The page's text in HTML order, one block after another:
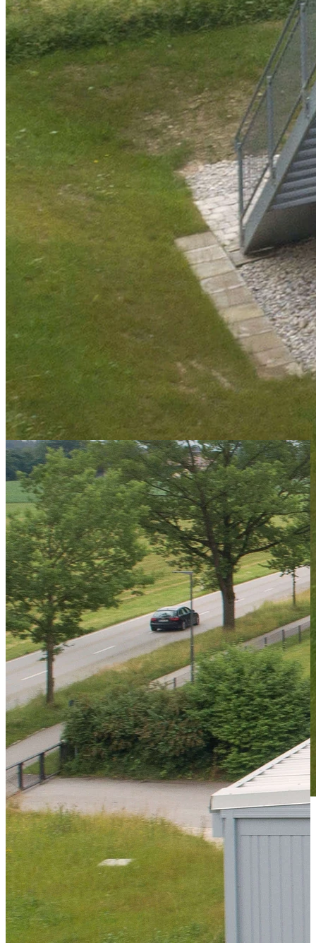
Bürogebäude Recipharm, Wasserburg
Projekt-Info
Das Pharmaunternehmen Recipharm bietet weltweit
maßgeschneiderte Entwicklungs- und Herstellungs-Dienstleistungen
inklusive einer Vielzahl von Darreichungsformen für Medikamente
sowie Inhalationsprodukte- und -geräte.
Der Standort Wasserburg ist ein Kompetenzzentrum für die
Gefriertrocknung in Fläschchen mit hochautomatisierter,
hochmoderner Ausrüstung. Auch die aseptische Abfüllung kleiner
Volumina in Fläschchen oder Ampullen wird angeboten.
Um den Standort für die nächsten zwei Jahrzehnte zukunftsfähig zu
gestalten, werden umfangreiche Erweiterungs- und
Umbaumaßnahmen durchgeführt. Unter anderem soll das älteste
Bestandsgebäude, wenn möglich, abgerissen und durch einen
Neubau mit identischer Fassadengestaltung ersetzt werden. Für die
temporären Büroarbeitsplätzenwurde ein
Containergebäude aus 3750 PLUS 60 Einheiten in 2-geschossiger
Bauweise errichtet. Die Büroräume sind mit Teppichboden
ausgestattet. Die IT-Installation und Brandmeldeanlage wurden nach
Kundenwunsch ausgeführt. Um eine längere Standzeit über 24
Monate zu gewährleisten, wurde das Gebäude mit einem
Zusatzdach versehen.
Außen